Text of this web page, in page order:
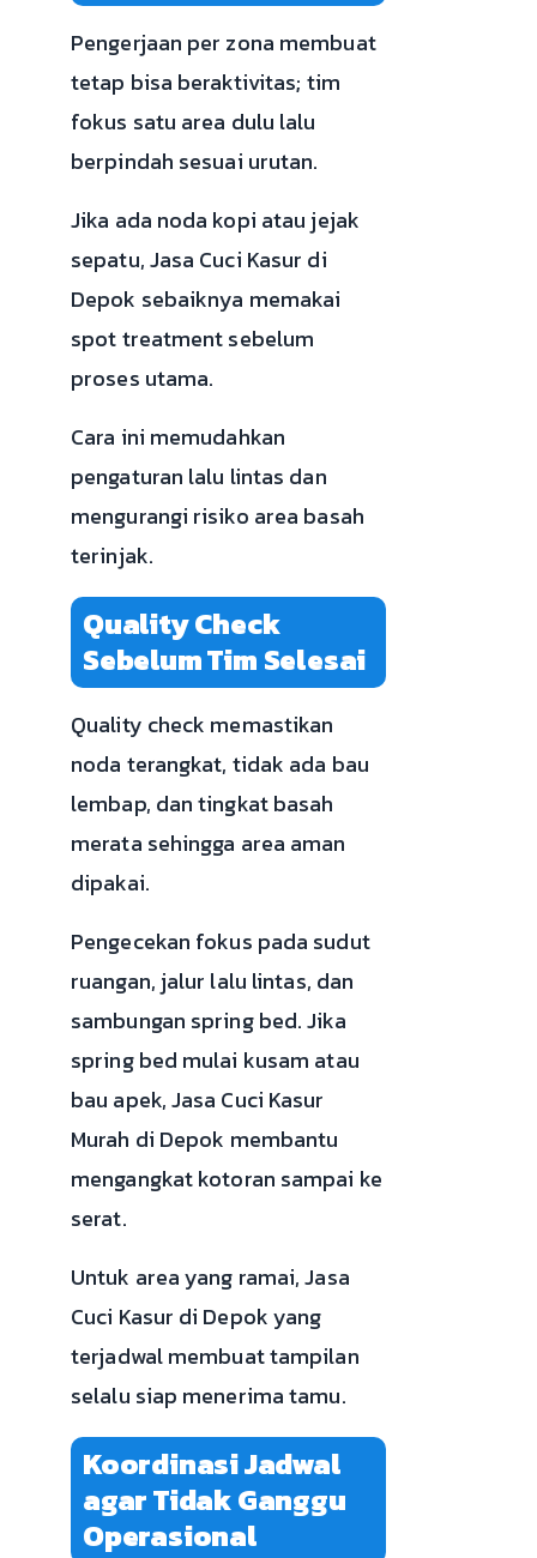
Pengerjaan per zona membuat
tetap bisa beraktivitas; tim
fokus satu area dulu lalu
berpindah sesuai urutan.
Jika ada noda kopi atau jejak
sepatu, Jasa Cuci Kasur di
Depok sebaiknya memakai
spot treatment sebelum
proses utama.
Cara ini memudahkan
pengaturan lalu lintas dan
mengurangi risiko area basah
terinjak.
Quality Check
Sebelum Tim Selesai
Quality check memastikan
noda terangkat, tidak ada bau
lembap, dan tingkat basah
merata sehingga area aman
dipakai.
Pengecekan fokus pada sudut
ruangan, jalur lalu lintas, dan
sambungan spring bed. Jika
spring bed mulai kusam atau
bau apek, Jasa Cuci Kasur
Murah di Depok membantu
mengangkat kotoran sampai ke
serat.
Untuk area yang ramai, Jasa
Cuci Kasur di Depok yang
terjadwal membuat tampilan
selalu siap menerima tamu.
Koordinasi Jadwal
agar Tidak Ganggu
Operasional